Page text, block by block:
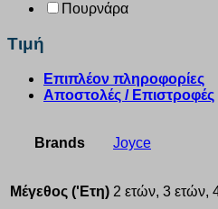
Πουρνάρα
Τιμή
Επιπλέον πληροφορίες
Αποστολές / Επιστροφές
Brands Joyce
Μέγεθος ('Ετη) 2 ετών, 3 ετών,